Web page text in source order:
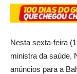
Nesta sexta-feira
ministra da saúde,
anúncios para a